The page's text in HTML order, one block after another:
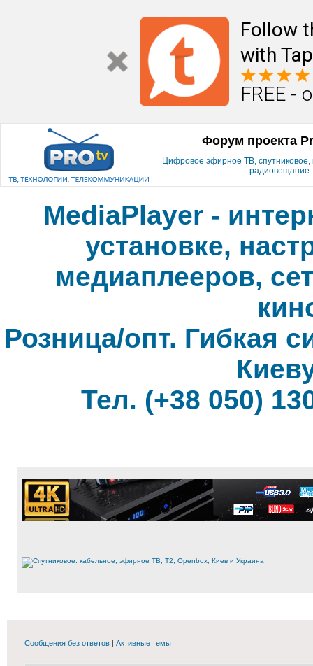
Follow
with
FREE -
Форум проекта
Цифровое эфирное ТВ, спутниковое,
радиовещание
MediaPlayer -
установке,
медиаплееров,
Розница/опт. Гибкая
Тел. (+38 050)
Сообщения без ответов | Активные темы